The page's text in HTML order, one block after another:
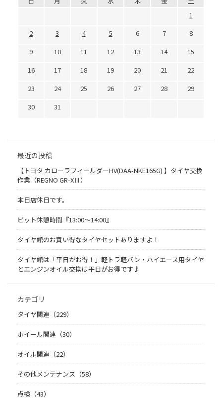
1
2
3 4 5 6 7
8
9
10 11 12 13 14
15
16
17 18 19 20 21
22
23
24 25 26 27 28
29
30
31
最近の投稿
【トヨタ カローラフィールダーHV(DAA-NKE165G) 】タイヤ交換
作業（REGNO GR-XⅢ）
本日店休日です。
ピット休憩時間『13:00～14:00』
タイヤ館のお買い得なタイヤセットありますよ！
タイヤ館は「平日がお得！」軽トラ軽バン・ハイエース用タイヤ
とエンジンオイル交換は平日がお得です♪
カテゴリ
タイヤ関連（229）
ホイール関連（30）
オイル関連（22）
その他メンテナンス（58）
点検（43）